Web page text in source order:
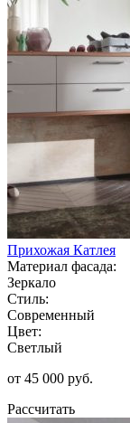
Прихожая Катлея
Материал фасада:
Зеркало
Стиль:
Современный
Цвет:
Светлый
от 45 000 руб.
Рассчитать